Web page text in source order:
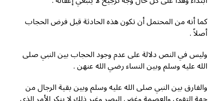
كما أنه من المحتمل أن تكون هذه الحادثة قبل فرض الحجاب
أصلاً .
وليس في النص دلالة على عدم وجود الحجاب بين النبي صلى
الله عليه وسلم وبين النساء رضي الله عنهن .
والفارق بين النبي صلى الله عليه وسلم وبين بقية الرجال من